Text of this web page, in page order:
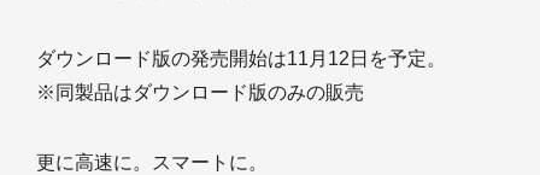
ダウンロード版の発売開始は11月12日を予定。
※同製品はダウンロード版のみの販売
更に高速に。スマートに。